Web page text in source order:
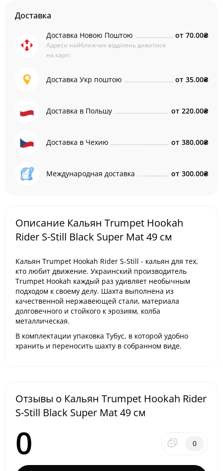
Доставка
Доставка Новою Поштою
Адреси найближчих відділень дивитися
на карті
от 70.00₴
Доставка Укр поштою от 35.00₴
Доставка в Польшу от 220.00₴
Доставка в Чехию от 380.00₴
Международная доставка от 300.00₴
Описание Кальян Trumpet Hookah
Rider S-Still Black Super Mat 49 см
Кальян Trumpet Hookah Rider S-Still - кальян для тех,
кто любит движение. Украинский производитель
Trumpet Hookah каждый раз удивляет необычным
подходом к своему делу. Шахта выполнена из
качественной нержавеющей стали, материала
долговечного и стойкого к эрозиям, колба
металлическая.
В комплектации упаковка Тубус, в которой удобно
хранить и переносить шахту в собранном виде.
Отзывы о Кальян Trumpet Hookah Rider
S-Still Black Super Mat 49 см
0 0